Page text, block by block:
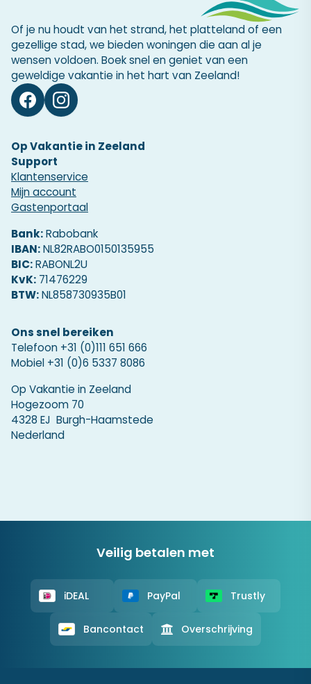
Of je nu houdt van het strand, het platteland of een
gezellige stad, we bieden woningen die aan al je
wensen voldoen. Boek snel en geniet van een
geweldige vakantie in het hart van Zeeland!
Op Vakantie in Zeeland
Support
Klantenservice
Mijn account
Gastenportaal
Bank:Rabobank
IBAN:NL82RABO0150135955
BIC:RABONL2U
KvK: 71476229
BTW:NL858730935B01
Ons snel bereiken
Telefoon +31 (0)111 651 666
Mobiel +31 (0)6 5337 8086
Op Vakantie in Zeeland
Hogezoom 70
4328 EJ Burgh-Haamstede
Nederland
Veilig betalen met
iDEAL PayPal Trustly
Bancontact Overschrijving